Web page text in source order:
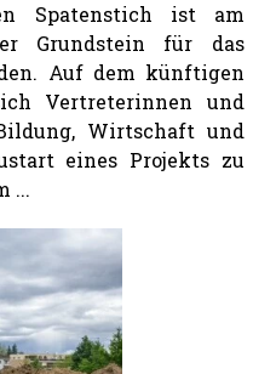
Spatenstich ist am
Grundstein für das
Auf dem künftigen
Vertreterinnen und
Wirtschaft und
eines Projekts zu
...